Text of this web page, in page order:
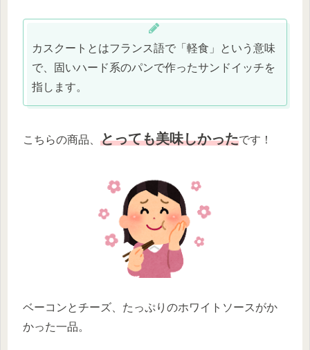
カスクートとはフランス語で「軽食」という意味
で、固いハード系のパンで作ったサンドイッチを
指します。
こちらの商品、 とっても美味しかったです！
ベーコンとチーズ、たっぷりのホワイトソースがか
かった一品。